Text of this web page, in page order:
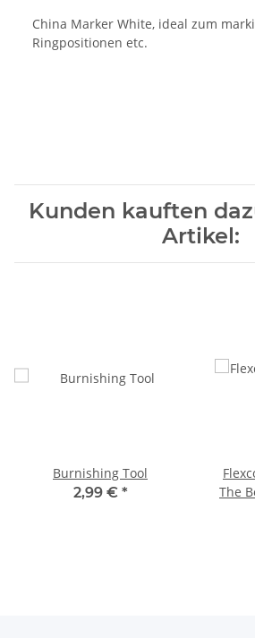
China Marker White, ideal zum
Ringpositionen etc.
Kunden kauften
Artikel:
Burnishing Tool
2,99 € *
The